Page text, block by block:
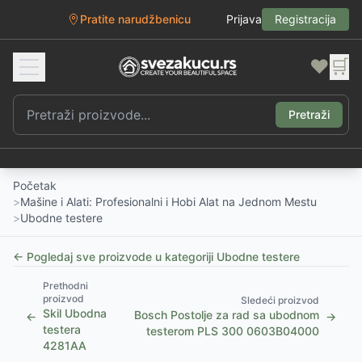
Pratite narudžbenicu Prijava Registracija
❤️ 🛒
Pretraži
Početak
>Mašine i Alati: Profesionalni i Hobi Alat na Jednom Mestu
>Ubodne testere
← Pogledaj sve proizvode u kategoriji Ubodne testere
←
Prethodni
proizvod
Skil Ubodna
testera
4281AA
Sledeći proizvod
Bosch Postolje za rad sa ubodnom
testerom PLS 300 0603B04000
→